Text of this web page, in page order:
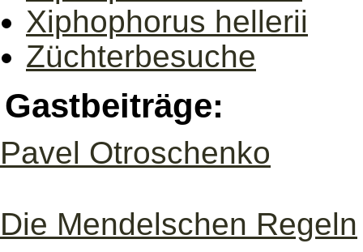
Xiphophorus hellerii
Züchterbesuche
Gastbeiträge:
Pavel Otroschenko
Die Mendelschen Regeln